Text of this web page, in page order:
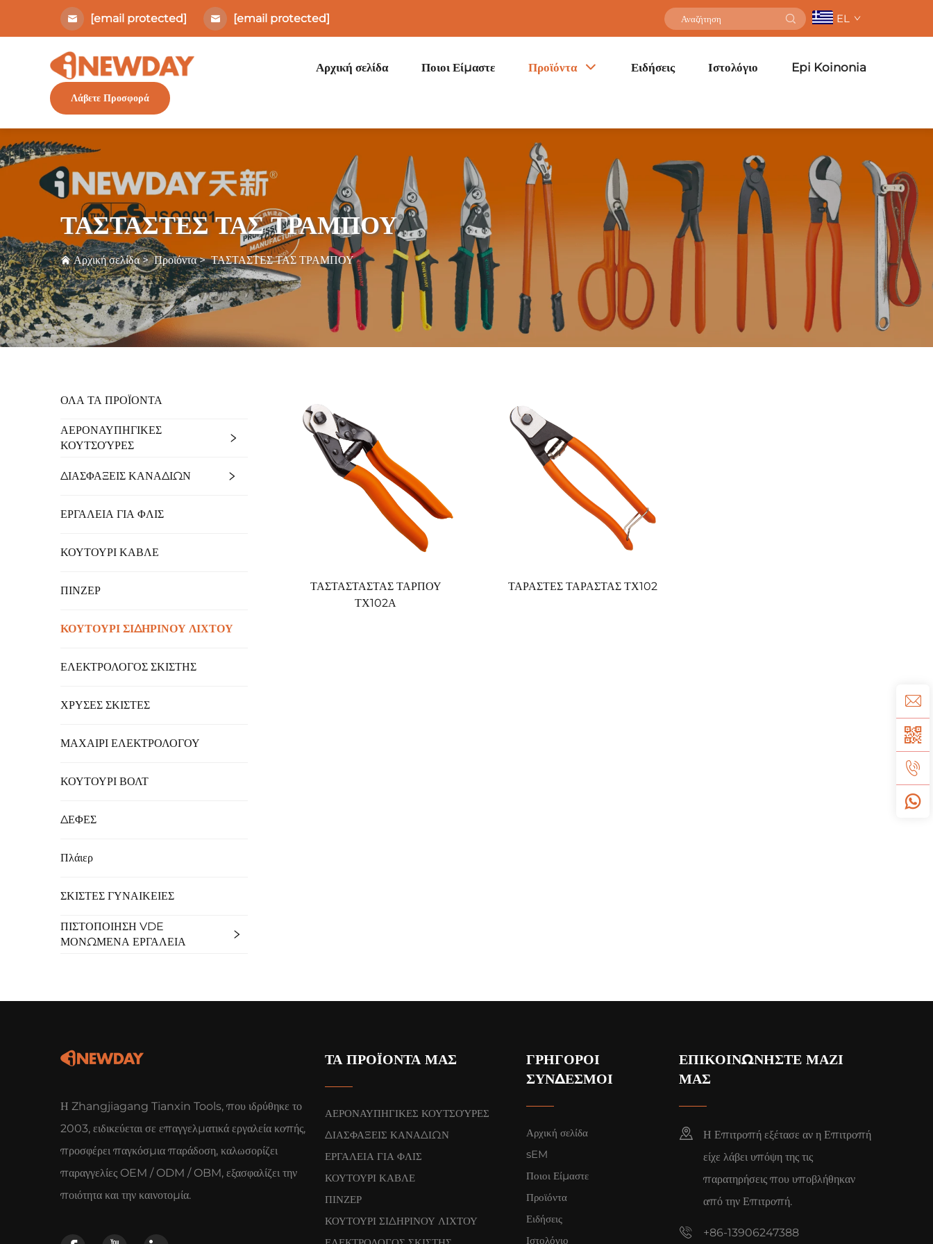
[email protected] [email protected] EL
Αρχική σελίδα Ποιοι Είμαστε Προϊόντα Ειδήσεις Ιστολόγιο Epi Koinonia
Λάβετε Προσφορά
ΤΑΣΤΑΣΤΕΣ ΤΑΣ ΤΡΑΜΠΟΥ
Αρχική σελίδα>Προϊόντα>ΤΑΣΤΑΣΤΕΣ ΤΑΣ ΤΡΑΜΠΟΥ
ΟΛΑ ΤΑ ΠΡΟΪΟΝΤΑ
ΑΕΡΟΝΑΥΠΗΓΙΚΕΣ
ΚΟΥΤΣΟΎΡΕΣ
ΔΙΑΣΦΑΞΕΙΣ ΚΑΝΑΔΙΩΝ
ΕΡΓΑΛΕΙΑ ΓΙΑ ΦΛΙΣ
ΚΟΥΤΟΥΡΙ ΚΑΒΛΕ
ΠΙΝΖΕΡ
ΚΟΥΤΟΥΡΙ ΣΙΔΗΡΙΝΟΥ ΛΙΧΤΟΥ
ΕΛΕΚΤΡΟΛΟΓΟΣ ΣΚΙΣΤΗΣ
ΧΡΥΣΕΣ ΣΚΙΣΤΕΣ
ΜΑΧΑΙΡΙ ΕΛΕΚΤΡΟΛΟΓΟΥ
ΚΟΥΤΟΥΡΙ ΒΟΛΤ
ΔΕΦΕΣ
Πλάιερ
ΣΚΙΣΤΕΣ ΓΥΝΑΙΚΕΙΕΣ
ΠΙΣΤΟΠΟΙΗΣΗ VDE
ΜΟΝΩΜΕΝΑ ΕΡΓΑΛΕΙΑ
ΤΑΣΤΑΣΤΑΣΤΑΣ ΤΑΡΠΟΥ
ΤΧ102Α
ΤΑΡΑΣΤΕΣ ΤΑΡΑΣΤΑΣ ΤΧ102
Η Zhangjiagang Tianxin Tools, που ιδρύθηκε το
2003, ειδικεύεται σε επαγγελματικά εργαλεία κοπής,
προσφέρει παγκόσμια παράδοση, καλωσορίζει
παραγγελίες OEM / ODM / OBM, εξασφαλίζει την
ποιότητα και την καινοτομία.
ΤΑ ΠΡΟΪΌΝΤΑ ΜΑΣ
ΑΕΡΟΝΑΥΠΗΓΙΚΕΣ ΚΟΥΤΣΟΎΡΕΣ
ΔΙΑΣΦΑΞΕΙΣ ΚΑΝΑΔΙΩΝ
ΕΡΓΑΛΕΙΑ ΓΙΑ ΦΛΙΣ
ΚΟΥΤΟΥΡΙ ΚΑΒΛΕ
ΠΙΝΖΕΡ
ΚΟΥΤΟΥΡΙ ΣΙΔΗΡΙΝΟΥ ΛΙΧΤΟΥ
ΓΡΉΓΟΡΟΙ
ΣΎΝΔΕΣΜΟΙ
Αρχική σελίδα
sEM
Ποιοι Είμαστε
Προϊόντα
Ειδήσεις
Ιστολόγιο
ΕΠΙΚΟΙΝΩΝΗΣΤΕ ΜΑΖΙ
ΜΑΣ
Η Επιτροπή εξέτασε αν η Επιτροπή
είχε λάβει υπόψη της τις
παρατηρήσεις που υποβλήθηκαν
από την Επιτροπή.
+86-13906247388